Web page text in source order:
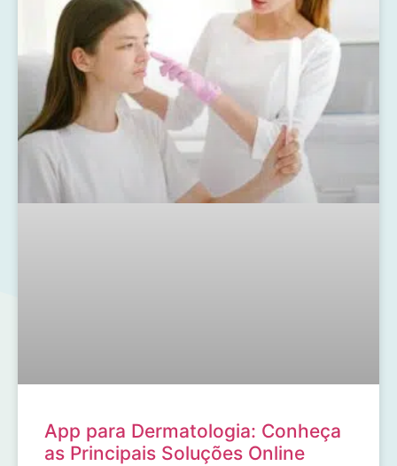
App para Dermatologia: Conheça
as Principais Soluções Online